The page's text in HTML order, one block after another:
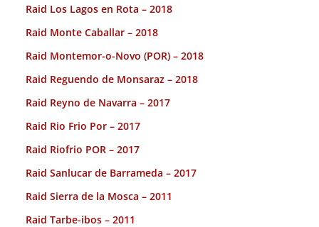
Raid Los Lagos en Rota – 2018
Raid Monte Caballar – 2018
Raid Montemor-o-Novo (POR) – 2018
Raid Reguendo de Monsaraz – 2018
Raid Reyno de Navarra – 2017
Raid Rio Frio Por – 2017
Raid Riofrio POR – 2017
Raid Sanlucar de Barrameda – 2017
Raid Sierra de la Mosca – 2011
Raid Tarbe-ibos – 2011